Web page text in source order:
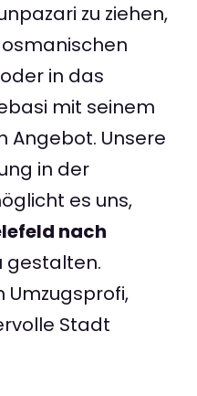
zu ziehen,
in das
mit seinem
Angebot. Unsere
in der
es uns,
nach
gestalten.
Umzugsprofi,
Stadt